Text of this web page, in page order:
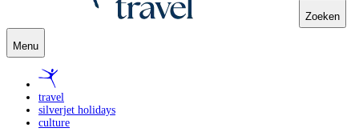
Zoeken
Menu
travel
silverjet holidays
culture